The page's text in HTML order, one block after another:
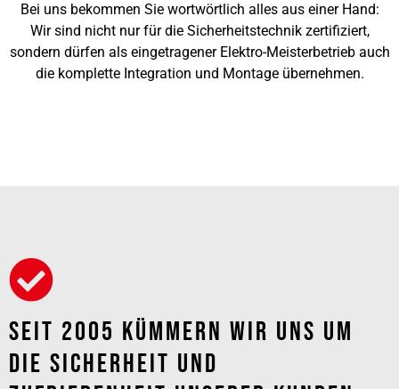
Bei uns bekommen Sie wortwörtlich alles aus einer Hand:
Wir sind nicht nur für die Sicherheitstechnik zertifiziert,
sondern dürfen als eingetragener Elektro-Meisterbetrieb auch
die komplette Integration und Montage übernehmen.
Seit 2005 Kümmern Wir Uns Um
Die Sicherheit Und